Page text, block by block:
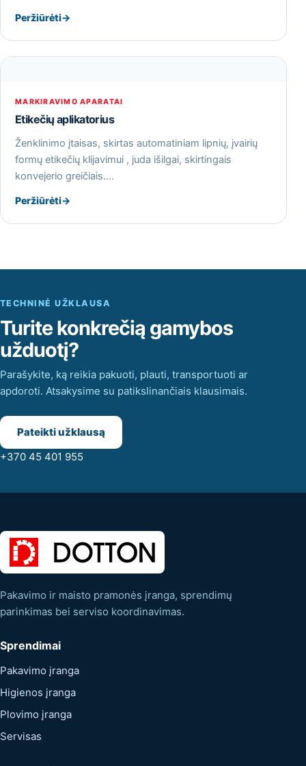
Peržiūrėti→
MARKIRAVIMO APARATAI
Etikečių aplikatorius
Ženklinimo įtaisas, skirtas automatiniam lipnių, įvairių
formų etikečių klijavimui , juda išilgai, skirtingais
konvejerio greičiais.…
Peržiūrėti→
TECHNINĖ UŽKLAUSA
Turite konkrečią gamybos
užduotį?
Parašykite, ką reikia pakuoti, plauti, transportuoti ar
apdoroti. Atsakysime su patikslinančiais klausimais.
Pateikti užklausą
+370 45 401 955
Pakavimo ir maisto pramonės įranga, sprendimų
parinkimas bei serviso koordinavimas.
Sprendimai
Pakavimo įranga
Higienos įranga
Plovimo įranga
Servisas